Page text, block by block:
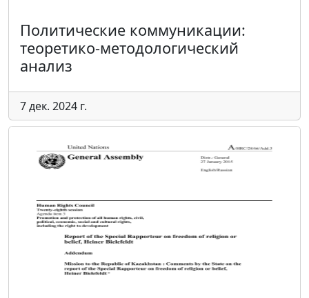
Политические коммуникации:
теоретико-методологический
анализ
7 дек. 2024 г.